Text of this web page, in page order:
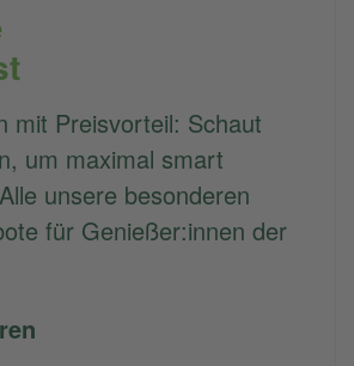
mit Preisvorteil: Schaut
um maximal smart
unsere besonderen
für Genießer:innen der